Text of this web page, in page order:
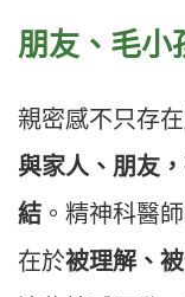
朋友、毛小
親密感不只存
與家人、朋友
結 。精神科醫
在於被理解、